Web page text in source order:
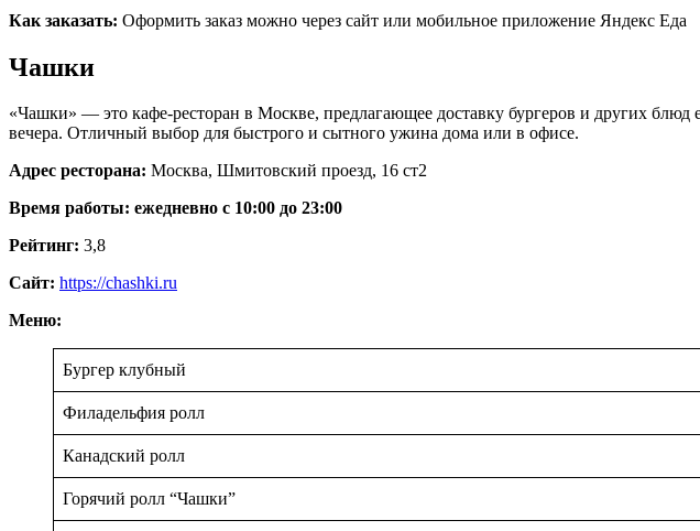
Как заказать: Оформить заказ можно через сайт или мобильное приложение Яндекс Еда
Чашки
«Чашки» — это кафе-ресторан в Москве, предлагающее доставку бургеров и других блюд
вечера. Отличный выбор для быстрого и сытного ужина дома или в офисе.
Адрес ресторана: Москва, Шмитовский проезд, 16 ст2
Время работы: ежедневно с 10:00 до 23:00
Рейтинг: 3,8
Сайт: https://chashki.ru
Меню:
Бургер клубный
Филадельфия ролл
Канадский ролл
Горячий ролл “Чашки”